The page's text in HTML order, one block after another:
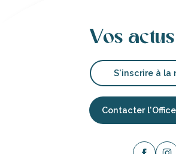
Vos
S'inscrire à la
Contacter